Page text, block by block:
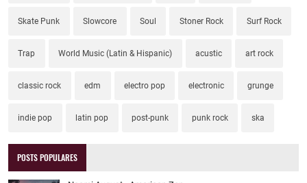
Skate Punk Slowcore Soul Stoner Rock Surf Rock
Trap World Music (Latin & Hispanic) acustic art rock
classic rock edm electro pop electronic grunge
indie pop latin pop post-punk punk rock ska
POSTS POPULARES